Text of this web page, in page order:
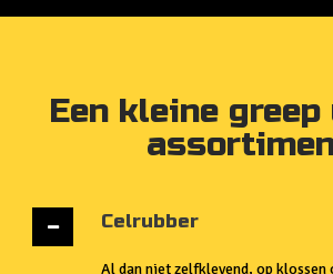
Een kleine
Celrubber
Al dan niet zelfklevend, op klossen